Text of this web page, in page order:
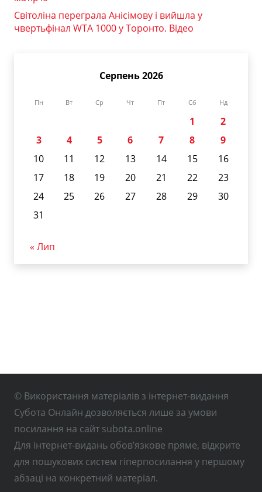
Світоліна переграла Анісімову і вийшла у
чвертьфінал WTA 1000 у Торонто. Відео
Серпень 2026
Пн Вт Ср Чт Пт Сб Нд
1
2
3
4 5 6 7 8
9
10
11 12 13 14 15
16
17
18 19 20 21 22
23
24
25 26 27 28 29
30
31
« Лип
© Використання матеріалів з інтернет-видання
Субота Онлайн дозволяється лише за умови
посилання на сайт subota.online
Для інтернет-видань обов’язкове пряме, відкрите
для пошукових систем гіперпосилання у першому
абзаці на конкретний матеріал.